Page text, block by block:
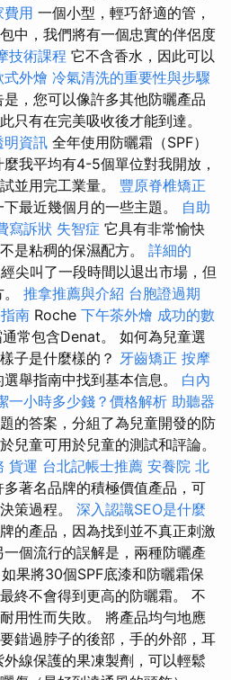
費用 一個小型，輕巧舒適的管，
中，我們將有一個忠實的伴侶度
技術課程 它不含香水，因此可以
式外燴 冷氣清洗的重要性與步驟
，您可以像許多其他防曬產品
只有在完美吸收後才能到達。
明資訊 全年使用防曬霜（SPF）
我平均有4-5個單位對我開放，
並用完工業量。 豐原脊椎矯正
最近幾個月的一些主題。 自助
寫訴狀 失智症 它具有非常愉快
是粘稠的保濕配方。 詳細的
尖叫了一段時間以退出市場，但
推拿推薦與介紹 台胞證過期
南 Roche 下午茶外燴 成功的數
常包含Denat。 如何為兒童選
子是什麼樣的？ 牙齒矯正 按摩
舉指南中找到基本信息。 白內
一小時多少錢？價格解析 助聽器
的答案，分組了為兒童開發的防
兒童可用於兒童的測試和評論。
貨運 台北記帳士推薦 安養院 北
著名品牌的積極價值產品，可
策過程。 深入認識SEO是什麼
的產品，因為找到並不真正刺激
個流行的誤解是，兩種防曬產
果將30個SPF底漆和防曬霜保
終不會得到更高的防曬霜。 不
用性而失敗。 將產品均勻地應
錯過脖子的後部，手的外部，耳
線保護的果凍製劑，可以輕鬆